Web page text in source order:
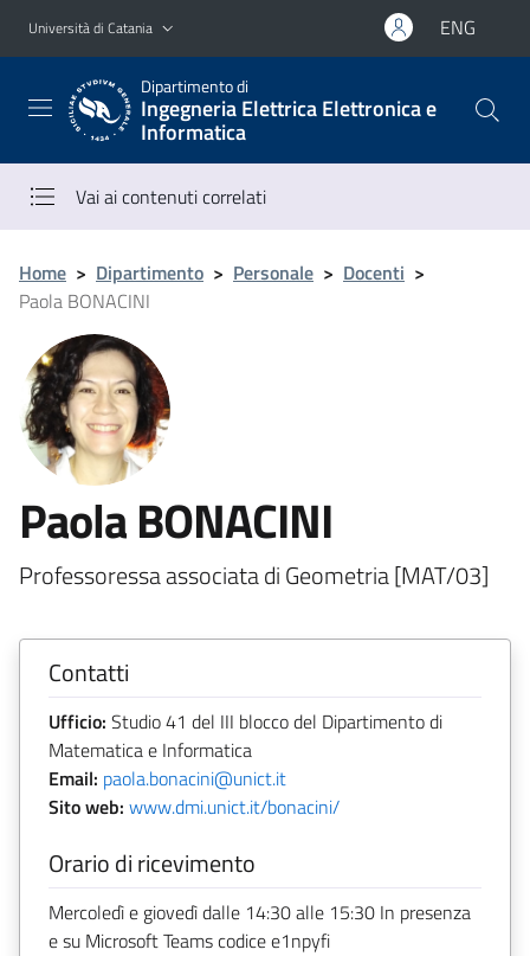
Vai al contenuto principale
Vai al menu di navigazione
Università di Catania ENG
Dipartimento di
Ingegneria Elettrica Elettronica e
Informatica
Vai ai contenuti correlati
Home > Dipartimento > Personale > Docenti >
Paola BONACINI
Paola BONACINI
Professoressa associata di Geometria [MAT/03]
Contatti
Ufficio: Studio 41 del III blocco del Dipartimento di
Matematica e Informatica
Email: paola.bonacini@unict.it
Sito web: www.dmi.unict.it/bonacini/
Orario di ricevimento
Mercoledì e giovedì dalle 14:30 alle 15:30 In presenza
e su Microsoft Teams codice e1npyfi